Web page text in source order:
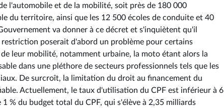
l'automobile et de la mobilité, soit près de 180 000
du territoire, ainsi que les 12 500 écoles de conduite et 40
va donner à ce décret et s'inquiètent qu'il
poserait d'abord un problème pour certains
leur mobilité, notamment urbaine, la moto étant alors la
dans une pléthore de secteurs professionnels tels que les
De surcroît, la limitation du droit au financement du
Actuellement, le taux d'utilisation du CPF est inférieur à 6
% du budget total du CPF, qui s'élève à 2,35 milliards